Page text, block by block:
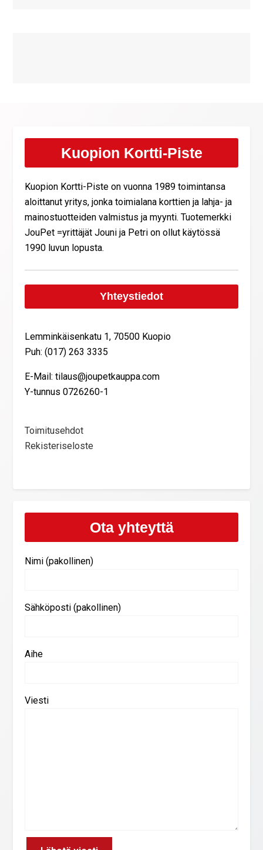
Kuopion Kortti-Piste
Kuopion Kortti-Piste on vuonna 1989 toimintansa
aloittanut yritys, jonka toimialana korttien ja lahja- ja
mainostuotteiden valmistus ja myynti. Tuotemerkki
JouPet =yrittäjät Jouni ja Petri on ollut käytössä
1990 luvun lopusta.
Yhteystiedot
Lemminkäisenkatu 1, 70500 Kuopio
Puh: (017) 263 3335
E-Mail: tilaus@joupetkauppa.com
Y-tunnus 0726260-1
Toimitusehdot
Rekisteriseloste
Ota yhteyttä
Nimi (pakollinen)
Sähköposti (pakollinen)
Aihe
Viesti